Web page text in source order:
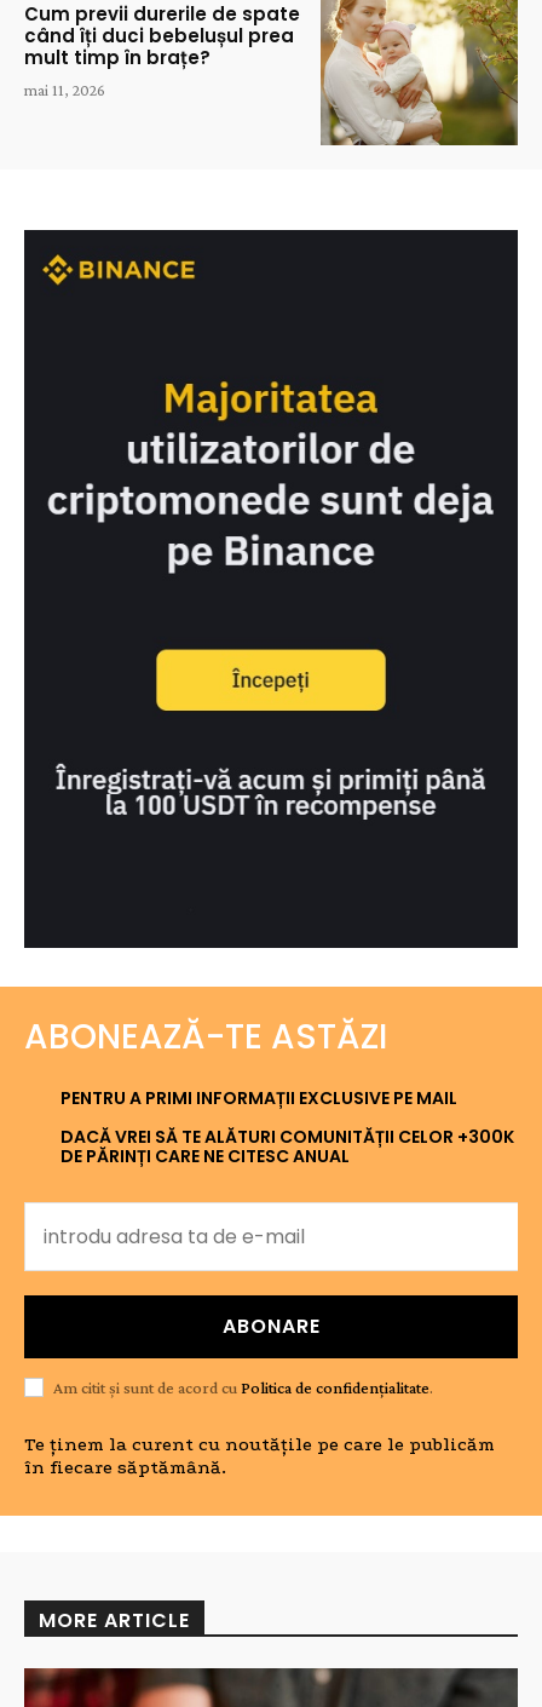
Cum previi durerile de spate
când îți duci bebelușul prea
mult timp în brațe?
mai 11, 2026
ABONEAZĂ-TE ASTĂZI
PENTRU A PRIMI INFORMAȚII EXCLUSIVE PE MAIL
DACĂ VREI SĂ TE ALĂTURI COMUNITĂȚII CELOR +300K
DE PĂRINȚI CARE NE CITESC ANUAL
ABONARE
Am citit și sunt de acord cu Politica de confidențialitate.
Te ținem la curent cu noutățile pe care le publicăm
în fiecare săptămână.
MORE ARTICLE